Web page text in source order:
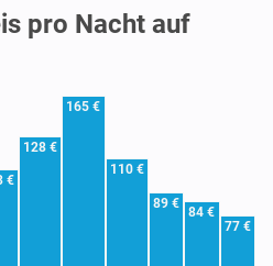
pro Nacht auf
€
128 €
165 €
110 €
89 €
84 €
77 €